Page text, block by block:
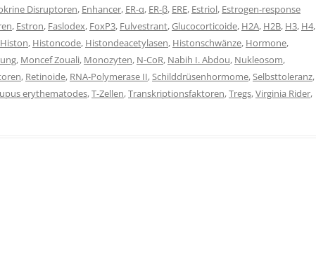
Disruptoren, Enhancer, ER-α, ER-β, ERE, Estriol, Estrogen-response
, Estron, Faslodex, FoxP3, Fulvestrant,Glucocorticoide, H2A, H2B, H3, H4,
Histon, Histoncode, Histondeacetylasen, Histonschwänze, Hormone,
, Moncef Zouali, Monozyten, N-CoR, Nabih I. Abdou, Nukleosom,
, Retinoide, RNA-Polymerase II,Schilddrüsenhormome,Selbsttoleranz,
erythematodes,T-Zellen,Transkriptionsfaktoren,Tregs,Virginia Rider,